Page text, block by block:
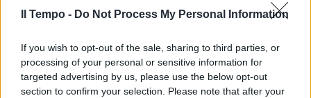
Il Tempo - Do Not Process My Personal Information
If you wish to opt-out of the sale, sharing to third parties, or
processing of your personal or sensitive information for
targeted advertising by us, please use the below opt-out
section to confirm your selection. Please note that after your